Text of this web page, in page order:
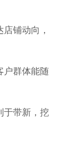
铺动向，
户群体能随
于带新，挖